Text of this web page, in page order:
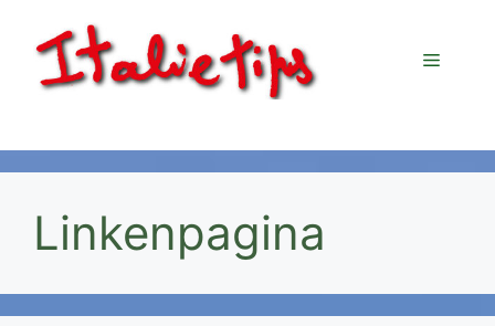
naar
inhoud
Menu
Linkenpagina